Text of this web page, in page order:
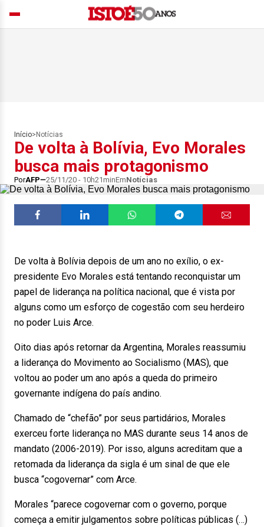
Início> Notícias
De volta à Bolívia, Evo Morales
busca mais protagonismo
PorAFP 25/11/20 - 10h21minEmNotícias
De volta à Bolívia depois de um ano no exílio, o ex-
presidente Evo Morales está tentando reconquistar um
papel de liderança na política nacional, que é vista por
alguns como um esforço de cogestão com seu herdeiro
no poder Luis Arce.
Oito dias após retornar da Argentina, Morales reassumiu
a liderança do Movimento ao Socialismo (MAS), que
voltou ao poder um ano após a queda do primeiro
governante indígena do país andino.
Chamado de “chefão” por seus partidários, Morales
exerceu forte liderança no MAS durante seus 14 anos de
mandato (2006-2019). Por isso, alguns acreditam que a
retomada da liderança da sigla é um sinal de que ele
busca “cogovernar” com Arce.
Morales “parece cogovernar com o governo, porque
começa a emitir julgamentos sobre políticas públicas (…)